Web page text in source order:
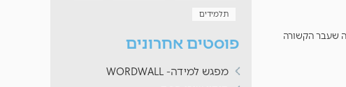
שעבר הקשורה
תלמידים
פוסטים אחרונים
מפגש למידה- WORDWALL